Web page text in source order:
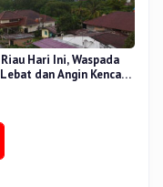
Hari Ini, Waspada
dan Angin Kencang